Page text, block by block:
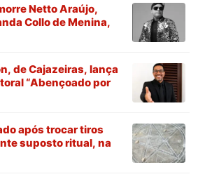
Netto Araújo,
Collo de Menina,
de Cajazeiras, lança
“Abençoado por
após trocar tiros
suposto ritual, na